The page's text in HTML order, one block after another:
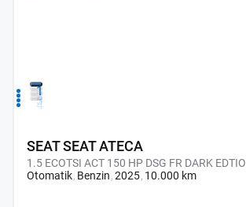
1
2
3
4
SEAT SEAT ATECA
1.5 ECOTSI ACT 150 HP DSG FR DARK
Otomatik Benzin2025 10.000 km